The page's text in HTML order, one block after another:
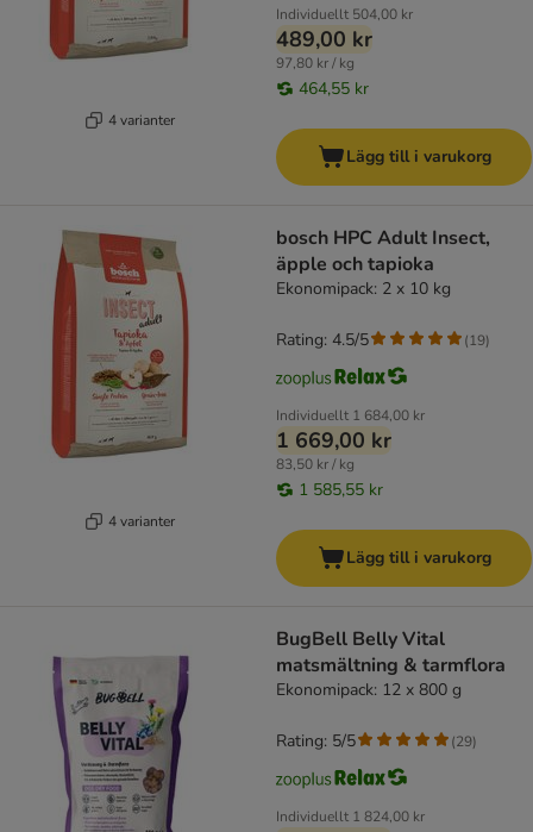
4 varianter
Individuellt 504,00 kr
489,00 kr
97,80 kr / kg
464,55 kr
Lägg till i varukorg
4 varianter
bosch HPC Adult Insect,
äpple och tapioka
Ekonomipack: 2 x 10 kg
Individuellt 1 684,00 kr
1 669,00 kr
83,50 kr / kg
1 585,55 kr
Rating: 4.5/5 (19)
Lägg till i varukorg
BugBell Belly Vital
matsmältning & tarmflora
Ekonomipack: 12 x 800 g
Individuellt 1 824,00 kr
Rating: 5/5 (29)